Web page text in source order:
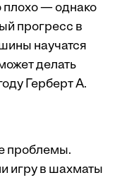
плохо — однако
прогресс в
научатся
делать
Герберт А.
проблемы.
игру в шахматы